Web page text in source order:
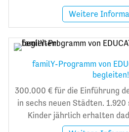
Weitere
familY-Programm von
begleiten!
300.000 € für die Einführung
in sechs neuen Städten.
Kinder jährlich erhalten